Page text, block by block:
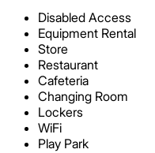
Disabled Access
Equipment Rental
Store
Restaurant
Cafeteria
Changing Room
Lockers
WiFi
Play Park